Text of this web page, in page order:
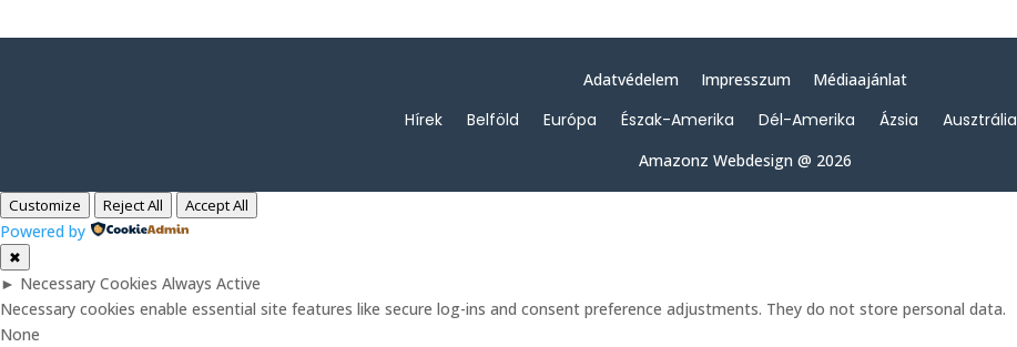
Adatvédelem Impresszum Médiaajánlat
Hírek Belföld Európa Észak-Amerika Dél-Amerika Ázsia Ausztrália
Amazonz Webdesign @ 2026
Customize Reject All Accept All
Powered by
✖
► Necessary Cookies Always Active
Necessary cookies enable essential site features like secure log-ins and consent preference adjustments. They do not store personal data.
None